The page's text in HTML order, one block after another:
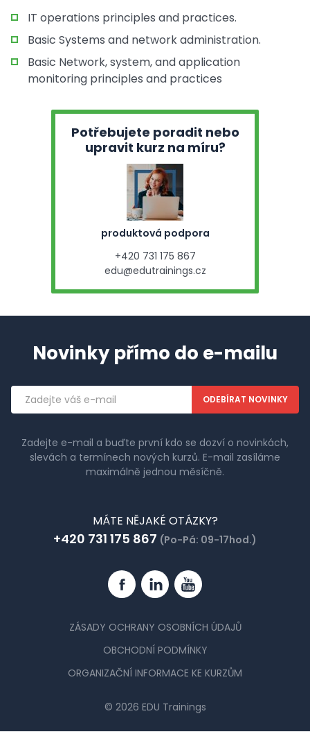
IT operations principles and practices.
Basic Systems and network administration.
Basic Network, system, and application
monitoring principles and practices
Potřebujete poradit nebo
upravit kurz na míru?
produktová podpora
+420 731 175 867
edu@edutrainings.cz
Novinky přímo do e-mailu
Emailová
adresa
Zadejte e-mail a buďte první kdo se dozví o novinkách,
slevách a termínech nových kurzů. E-mail zasíláme
maximálně jednou měsíčně.
MÁTE NĚJAKÉ OTÁZKY?
+420 731 175 867 (Po-Pá: 09-17hod.)
FacebookLinkedinYouTube
ZÁSADY OCHRANY OSOBNÍCH ÚDAJŮ
OBCHODNÍ PODMÍNKY
ORGANIZAČNÍ INFORMACE KE KURZŮM
© 2026 EDU Trainings